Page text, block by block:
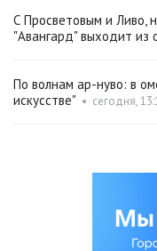
С Просветовым и Ливо,
"Авангард" выходит из
По волнам ар-нуво: в
искусстве" • сегодня,